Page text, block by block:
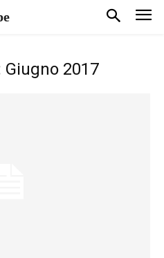
2017